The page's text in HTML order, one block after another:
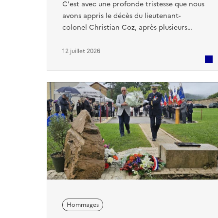
C'est avec une profonde tristesse que nous
avons appris le décès du lieutenant-
colonel Christian Coz, après plusieurs
maladie. Il rejoint aujourd'hui son épouse,
semaines. Le lieutenant-colonel Coz a
marqué de son empreinte l'École des
Pupilles de l'Air et de l'Espace, où il a
terminé sa carrière comme commandant
du poste ...
12 juillet 2026
Hommages